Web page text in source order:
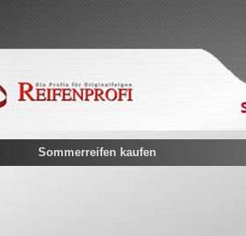
Sommerreifen kaufen